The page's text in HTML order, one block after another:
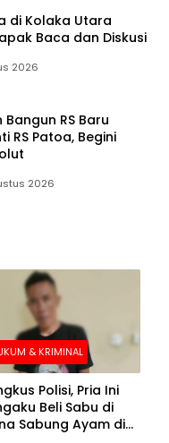
di Kolaka Utara
Baca dan Diskusi
2026
Bangun RS Baru
RS Patoa, Begini
2026
& KRIMINAL
Polisi, Pria Ini
Beli Sabu di
Sabung Ayam di